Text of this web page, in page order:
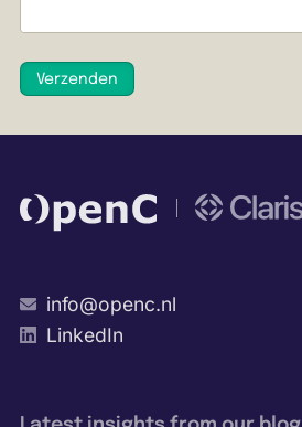
Verzenden
info@openc.nl
LinkedIn